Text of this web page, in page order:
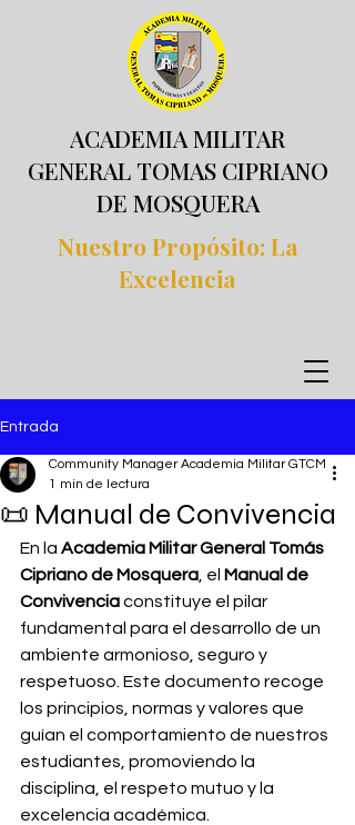
ACADEMIA MILITAR
GENERAL TOMAS CIPRIANO
DE MOSQUERA
Nuestro Propósito: La
Excelencia
Entrada
📜 Manual de Convivencia
Community Manager Academia Militar GTCM
1 min de lectura
En la Academia Militar General Tomás
Cipriano de Mosquera , el Manual de
Convivencia constituye el pilar
fundamental para el desarrollo de un
ambiente armonioso, seguro y
respetuoso. Este documento recoge
los principios, normas y valores que
guían el comportamiento de nuestros
estudiantes, promoviendo la
disciplina, el respeto mutuo y la
excelencia académica.